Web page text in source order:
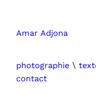
contenu
Amar Adjona
photographie \
contact